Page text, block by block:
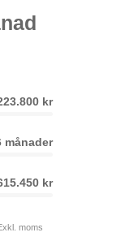
kr
månader
kr
moms